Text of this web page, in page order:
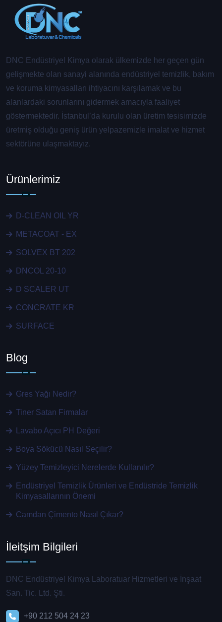
DNC Endüstriyel Kimya olarak ülkemizde her geçen gün
gelişmekte olan sanayi alanında endüstriyel temizlik, bakım
ve koruma kimyasalları ihtiyacını karşılamak ve bu
alanlardaki sorunlarını gidermek amacıyla faaliyet
göstermektedir. İstanbul’da kurulu olan üretim tesisimizde
üretmiş olduğu geniş ürün yelpazemizle imalat ve hizmet
sektörüne ulaşmaktayız.
Ürünlerimiz
D-CLEAN OIL YR
METACOAT - EX
SOLVEX BT 202
DNCOL 20-10
D SCALER UT
CONCRATE KR
SURFACE
Blog
Gres Yağı Nedir?
Tiner Satan Firmalar
Lavabo Açıcı PH Değeri
Boya Sökücü Nasıl Seçilir?
Yüzey Temizleyici Nerelerde Kullanılır?
Endüstriyel Temizlik Ürünleri ve Endüstride Temizlik
Kimyasallarının Önemi
Camdan Çimento Nasıl Çıkar?
İleitşim Bilgileri
DNC Endüstriyel Kimya Laboratuar Hizmetleri ve İnşaat
San. Tic. Ltd. Şti.
+90 212 504 24 23